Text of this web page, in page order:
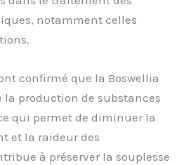
notamment celles
confirmé que la Boswellia
la production de substances
qui permet de diminuer la
et la raideur des
à préserver la souplesse